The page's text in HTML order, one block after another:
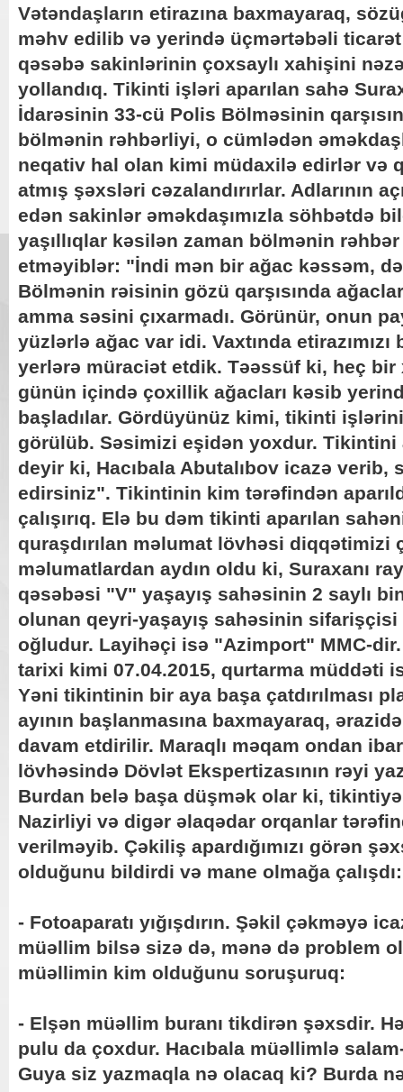
Vətəndaşların etirazına baxmayaraq,
məhv edilib və yerində üçmərtəbəli
qəsəbə sakinlərinin çoxsaylı xahişini
yollandıq. Tikinti işləri aparılan sahə
İdarəsinin 33-cü Polis Bölməsinin
bölmənin rəhbərliyi, o cümlədən
neqativ hal olan kimi müdaxilə edirlər və
atmış şəxsləri cəzalandırırlar. Adlarının
edən sakinlər əməkdaşımızla söhbətdə
yaşıllıqlar kəsilən zaman bölmənin
etməyiblər: "İndi mən bir ağac kəssəm,
Bölmənin rəisinin gözü qarşısında
amma səsini çıxarmadı. Görünür, onun
yüzlərlə ağac var idi. Vaxtında
yerlərə müraciət etdik. Təəssüf ki, heç bir
günün içində çoxillik ağacları kəsib
başladılar. Gördüyünüz kimi, tikinti
görülüb. Səsimizi eşidən yoxdur. Tikintini
deyir ki, Hacıbala Abutalıbov icazə verib,
edirsiniz". Tikintinin kim tərəfindən
çalışırıq. Elə bu dəm tikinti aparılan
quraşdırılan məlumat lövhəsi diqqətimizi
məlumatlardan aydın oldu ki, Suraxanı
qəsəbəsi "V" yaşayış sahəsinin 2 saylı
olunan qeyri-yaşayış sahəsinin
oğludur. Layihəçi isə "Azimport" MMC-
tarixi kimi 07.04.2015, qurtarma müddəti
Yəni tikintinin bir aya başa çatdırılması
ayının başlanmasına baxmayaraq,
davam etdirilir. Maraqlı məqam ondan
lövhəsində Dövlət Ekspertizasının rəyi
Burdan belə başa düşmək olar ki,
Nazirliyi və digər əlaqədar orqanlar
verilməyib. Çəkiliş apardığımızı görən
olduğunu bildirdi və mane olmağa çalışdı:
- Fotoaparatı yığışdırın. Şəkil çəkməyə
müəllim bilsə sizə də, mənə də problem
müəllimin kim olduğunu soruşuruq:
- Elşən müəllim buranı tikdirən şəxsdir.
pulu da çoxdur. Hacıbala müəllimlə
Guya siz yazmaqla nə olacaq ki? Burda